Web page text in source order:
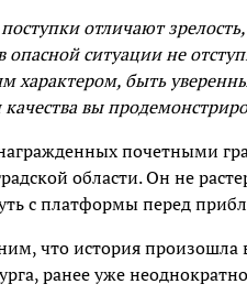
отличают
опасной ситуации не
характером, быть
качества вы
почетными
области. Он не
с платформы перед
что история произошла
ранее уже